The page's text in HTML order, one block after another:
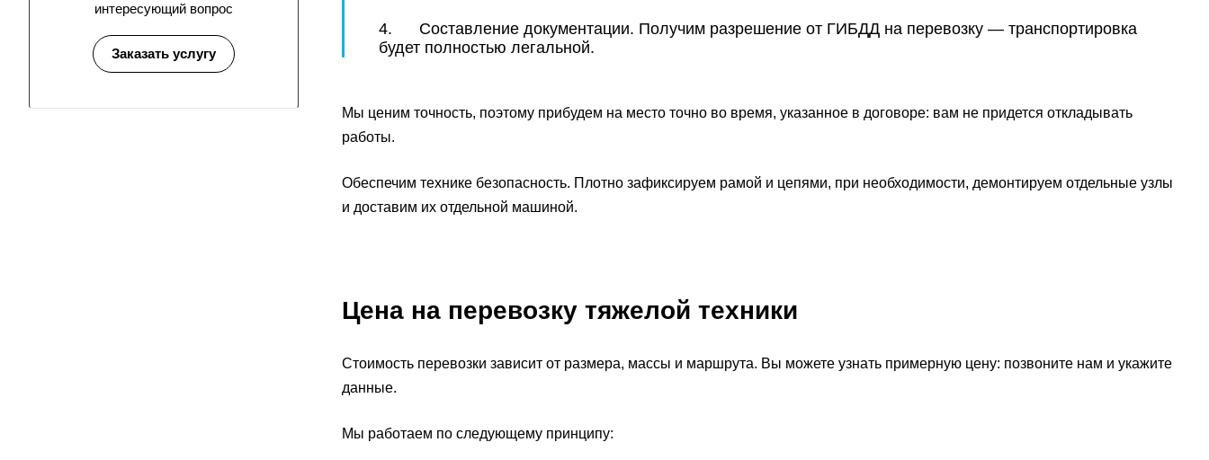
4. Составление документации. Получим разрешение от ГИБДД на перевозку — транспортировка
будет полностью легальной.
Мы ценим точность, поэтому прибудем на место точно во время, указанное в договоре: вам не придется откладывать
работы.
Обеспечим технике безопасность. Плотно зафиксируем рамой и цепями, при необходимости, демонтируем отдельные узлы
и доставим их отдельной машиной.
Цена на перевозку тяжелой техники
Стоимость перевозки зависит от размера, массы и маршрута. Вы можете узнать примерную цену: позвоните нам и укажите
данные.
Мы работаем по следующему принципу:
интересующий вопрос
Заказать услугу